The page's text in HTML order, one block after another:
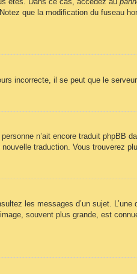
que la modification du fuseau
incorrecte, il se peut que le
n’ait encore traduit phpBB
traduction. Vous trouverez
les messages d’un sujet.
souvent plus grande, est